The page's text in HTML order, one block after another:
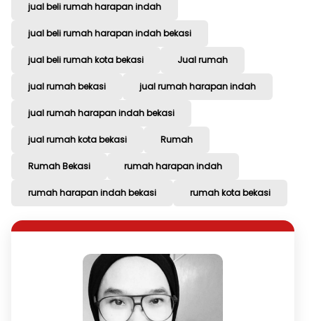
jual beli rumah harapan indah
jual beli rumah harapan indah bekasi
jual beli rumah kota bekasi Jual rumah
jual rumah bekasi jual rumah harapan indah
jual rumah harapan indah bekasi
jual rumah kota bekasi Rumah
Rumah Bekasi rumah harapan indah
rumah harapan indah bekasi rumah kota bekasi